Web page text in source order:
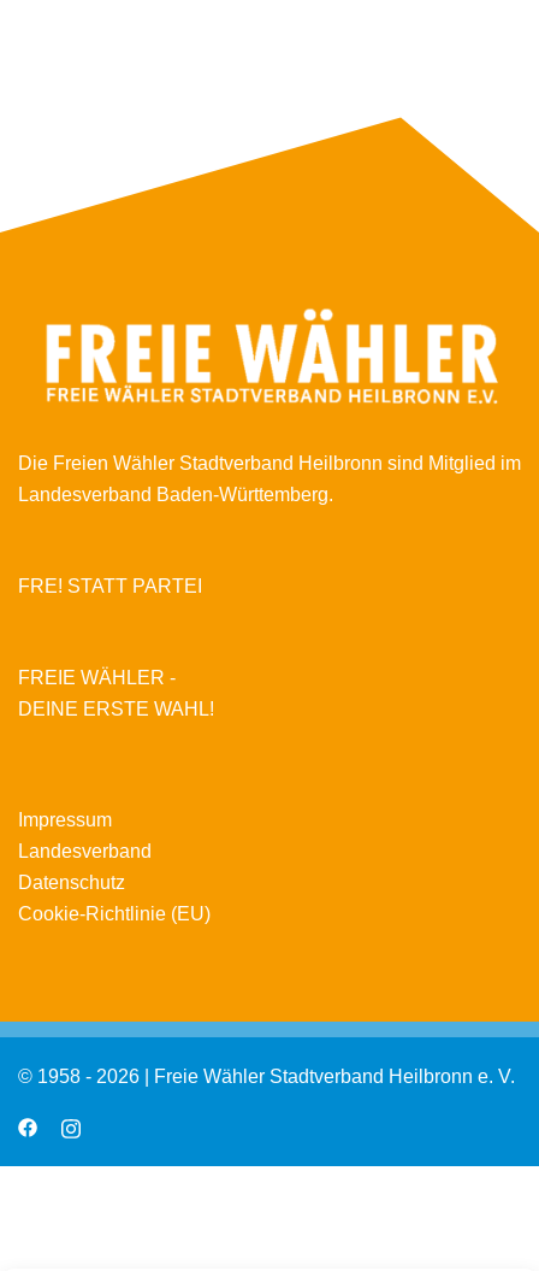
Die Freien Wähler Stadtverband Heilbronn sind Mitglied im
Landesverband Baden-Württemberg.
FRE! STATT PARTEI
FREIE WÄHLER -
DEINE ERSTE WAHL!
Impressum
Landesverband
Datenschutz
Cookie-Richtlinie (EU)
© 1958 - 2026 | Freie Wähler Stadtverband Heilbronn e. V.